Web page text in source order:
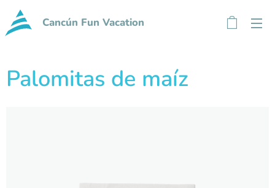
Cancún Fun Vacation
Palomitas de maíz